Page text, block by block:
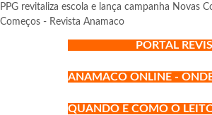
PPG revitaliza escola e lança campanha Novas
Começos - Revista Anamaco
PORTAL
ANAMACO ONLINE -
QUANDO E COMO O